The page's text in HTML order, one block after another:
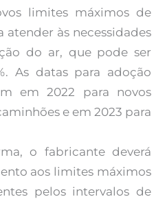
limites máximos de
atender às necessidades
do ar, que pode ser
As datas para adoção
em 2022 para novos
e em 2023 para
o fabricante deverá
aos limites máximos
pelos intervalos de